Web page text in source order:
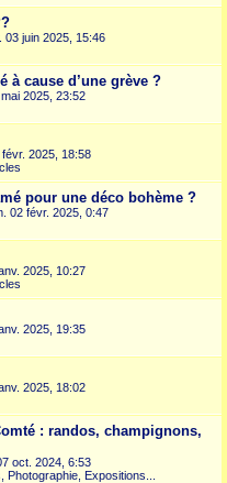
03 juin 2025, 15:46
cause d’une grève ?
2025, 23:52
févr. 2025, 18:58
pour une déco bohème ?
02 févr. 2025, 0:47
2025, 10:27
2025, 19:35
2025, 18:02
: randos, champignons,
oct. 2024, 6:53
Expositions...